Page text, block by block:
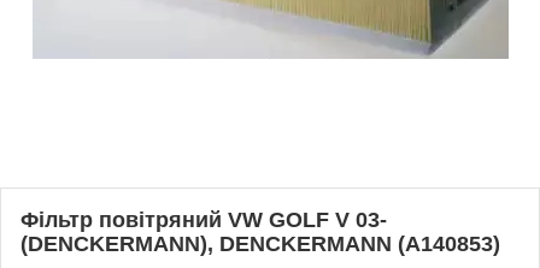
Фільтр повітряний VW GOLF V 03-
(DENCKERMANN), DENCKERMANN (A140853)